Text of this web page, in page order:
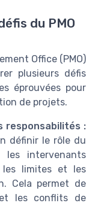
du PMO
Office (PMO)
plusieurs défis
éprouvées pour
de projets.
responsabilités :
définir le rôle du
les intervenants
les limites et les
Cela permet de
les conflits de